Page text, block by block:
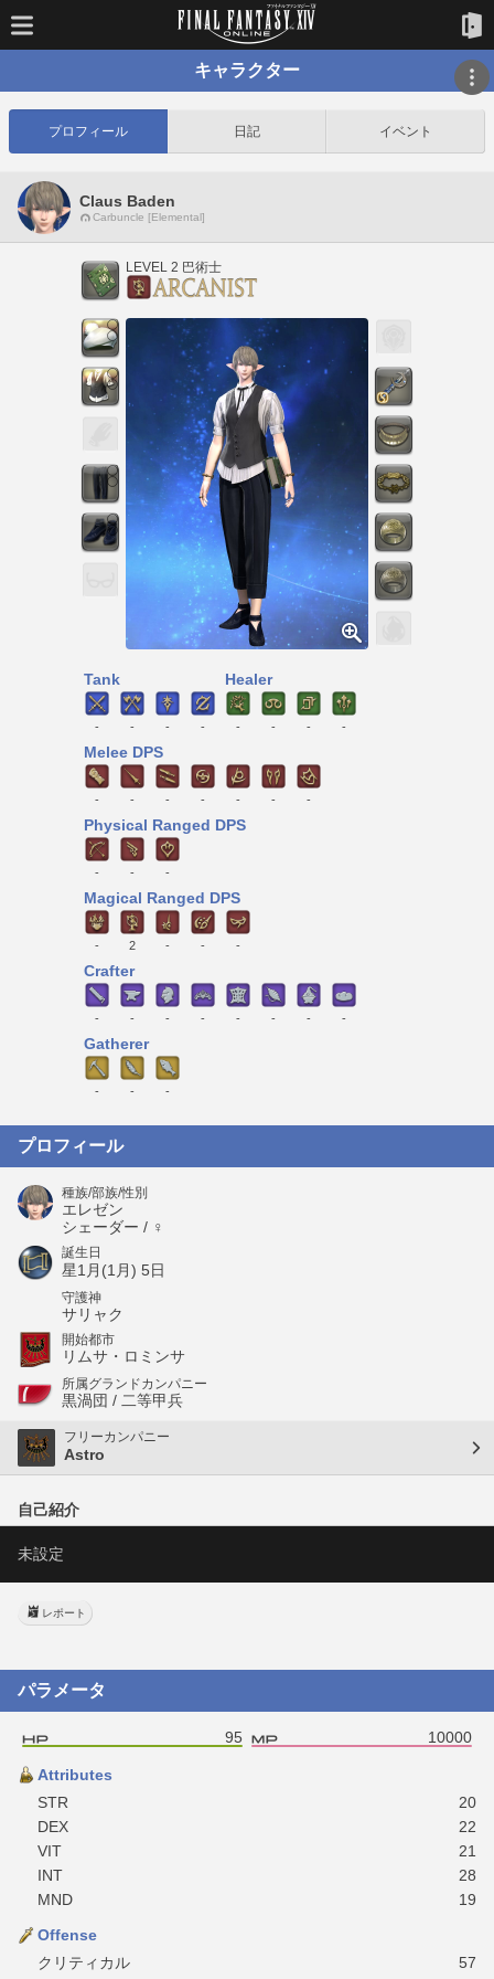
キャラクター
プロフィール 日記 イベント
Claus Baden
Carbuncle [Elemental]
LEVEL 2 巴術士
Tank
- - - -
Healer
- - - -
Melee DPS
- - - - - - -
Physical Ranged DPS
- - -
Magical Ranged DPS
- 2 - - -
Crafter
- - - - - - - -
Gatherer
- - -
プロフィール
種族/部族/性別
エレゼン
シェーダー / ♀
誕生日
星1月(1月) 5日
守護神
サリャク
開始都市
リムサ・ロミンサ
所属グランドカンパニー
黒渦団 / 二等甲兵
フリーカンパニー
Astro
自己紹介
未設定
レポート
パラメータ
95 10000
Attributes
STR
20
DEX
22
VIT
21
INT
28
MND
19
Offense
クリティカル
57